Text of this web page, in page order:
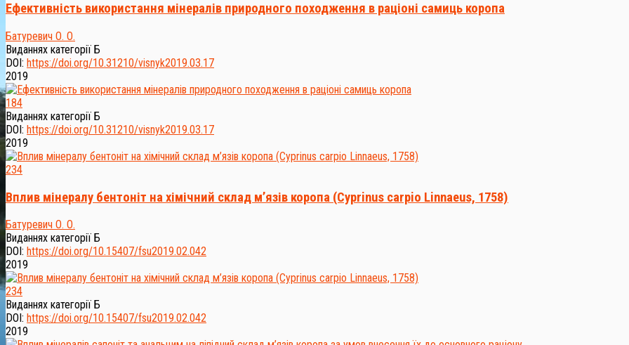
Ефективність використання мінералів природного походження в раціоні самиць коропа
Батуревич О. О.
Виданнях категорії Б
DOI: https://doi.org/10.31210/visnyk2019.03.17
2019
184
Виданнях категорії Б
DOI: https://doi.org/10.31210/visnyk2019.03.17
2019
234
Вплив мінералу бентоніт на хімічний склад м’язів коропа (Cyprinus carpio Linnaeus, 1758)
Батуревич О. О.
Виданнях категорії Б
DOI: https://doi.org/10.15407/fsu2019.02.042
2019
234
Виданнях категорії Б
DOI: https://doi.org/10.15407/fsu2019.02.042
2019